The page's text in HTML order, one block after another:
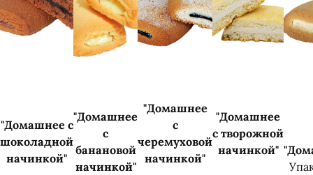
"Домашнее с
шоколадной
начинкой"
"Домашнее
с
банановой
начинкой"
"Домашнее
с
черемуховой
начинкой"
"Домашнее
с творожной
начинкой"